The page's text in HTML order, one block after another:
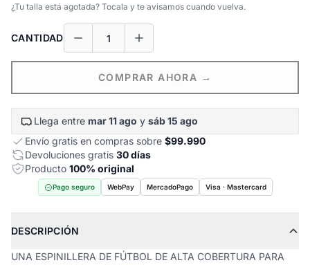
¿Tu talla está agotada? Tocala y te avisamos cuando vuelva.
CANTIDAD
COMPRAR AHORA →
Llega entre mar 11 ago y sáb 15 ago
Envío gratis en compras sobre $99.990
Devoluciones gratis 30 días
Producto 100% original
Pago seguro WebPay MercadoPago Visa · Mastercard
DESCRIPCIÓN
UNA ESPINILLERA DE FÚTBOL DE ALTA COBERTURA PARA